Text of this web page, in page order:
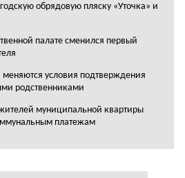
обрядовую пляску «Уточка» и
палате сменился первый
меняются условия подтверждения
родственниками
муниципальной квартиры
платежам